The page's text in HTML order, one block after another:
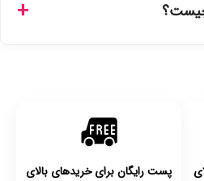
انتخاب کنید و برای شهرستان‌ها بین یک الی ۳ روز کاری از طریق
چیست؟
پست رایگان برای خریدهای بالای